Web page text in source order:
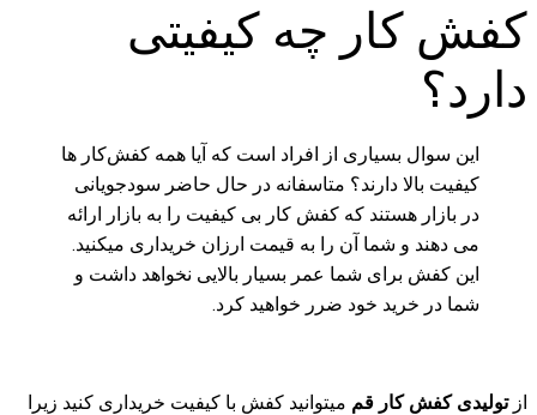
کفش کار چه کیفیتی
دارد؟
این سوال بسیاری از افراد است که آیا همه کفش‌کار ها
کیفیت بالا دارند؟ متاسفانه در حال حاضر سودجویانی
در بازار هستند که کفش کار بی کیفیت را به بازار ارائه
می دهند و شما آن را به قیمت ارزان خریداری میکنید.
این کفش برای شما عمر بسیار بالایی نخواهد داشت و
شما در خرید خود ضرر خواهید کرد.
ازتولیدی کفش کار قم میتوانید کفش با کیفیت خریداری کنید زیرا